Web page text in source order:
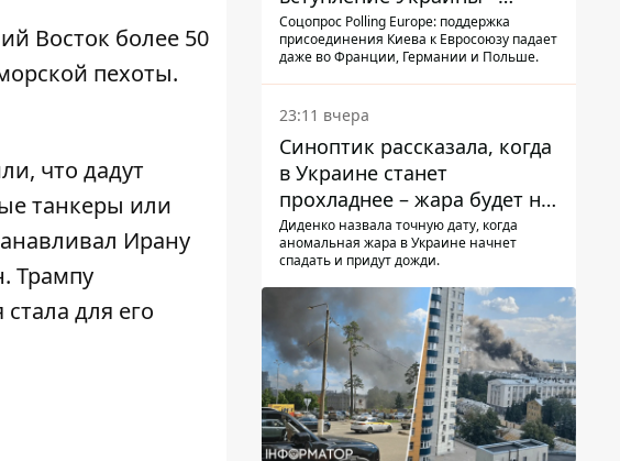
Восток более 50
пехоты.
что дадут
танкеры или
Ирану
Трампу
для его
результаты опроса
Соцопрос Polling Europe: поддержка
присоединения Киева к Евросоюзу падает
даже во Франции, Германии и Польше.
23:11 вчера
Синоптик рассказала, когда
в Украине станет
прохладнее – жара будет не
долго
Диденко назвала точную дату, когда
аномальная жара в Украине начнет
спадать и придут дожди.